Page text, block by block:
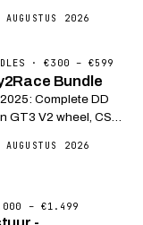
modulair Fanatec-
2026
· €300 – €599
Bundle
Complete DD
GT3 V2 wheel, CSL
uitbreidbaar
2026
– €1.499